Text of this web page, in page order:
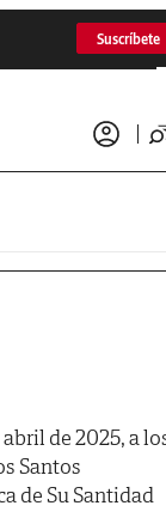
Suscríbete
de 2025, a
Santos
de Su Santidad